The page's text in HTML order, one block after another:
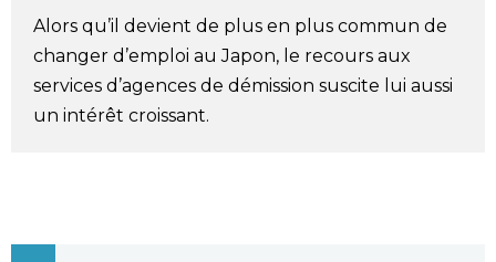
Gastronomie
Le japonais
Alors qu’il devient de plus en plus commun de
changer d’emploi au Japon, le recours aux
services d’agences de démission suscite lui aussi
un intérêt croissant.